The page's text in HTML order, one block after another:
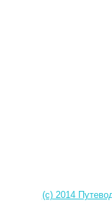
(c) 2014